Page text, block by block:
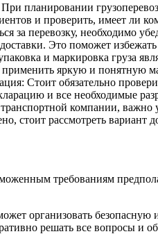
планировании
и проверить, имеет ли
за перевозку, необходимо
Это поможет
и маркировка груза
яркую и понятную
Стоит обязательно
и все необходимые
компании, важно
стоит рассмотреть вариант
требованиям
организовать безопасную
решать все вопросы и